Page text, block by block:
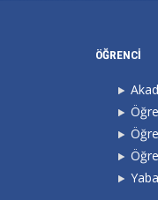
ÖĞRENCİ